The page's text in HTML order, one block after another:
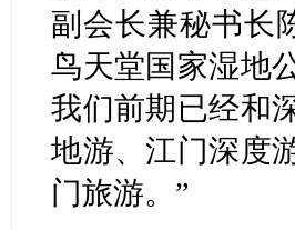
副会长兼秘书长
鸟天堂国家湿地
我们前期已经和
地游、江门深度
门旅游。”